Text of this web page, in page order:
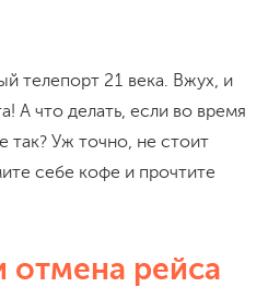
телепорт 21 века. Вжух, и
А что делать, если во время
так? Уж точно, не стоит
себе кофе и прочтите
отмена рейса